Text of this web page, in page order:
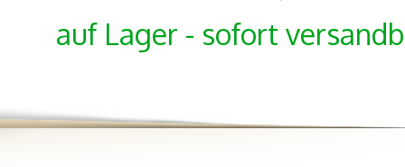
auf Lager - sofort